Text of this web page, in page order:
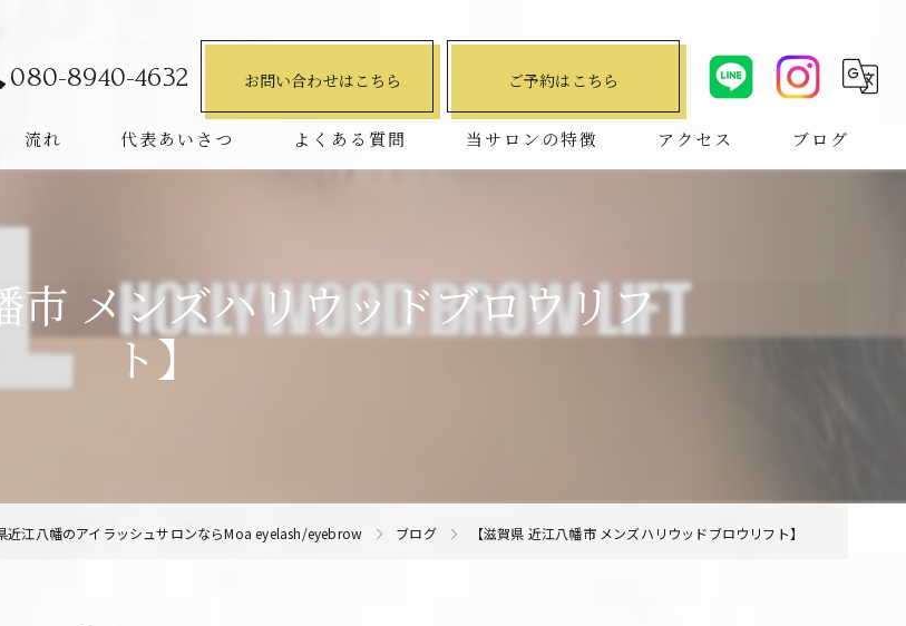
080-8940-4632 お問い合わせはこちら ご予約はこちら
流れ 代表あいさつ よくある質問 当サロンの特徴
マツエク
アクセス ブログ
市 メンズハリウッドブロウリフ
ト】
近江八幡のアイラッシュサロンならMoa eyelash/eyebrow ブログ 【滋賀県 近江八幡市 メンズハリウッドブロウリフト】